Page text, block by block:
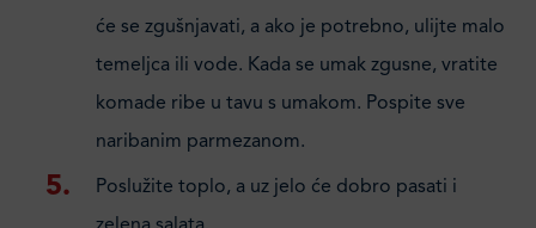
će se zgušnjavati, a ako je potrebno, ulijte malo
temeljca ili vode. Kada se umak zgusne, vratite
komade ribe u tavu s umakom. Pospite sve
naribanim parmezanom.
Poslužite toplo, a uz jelo će dobro pasati i